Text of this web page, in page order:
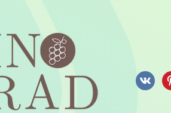
описание, фото, отзывы,